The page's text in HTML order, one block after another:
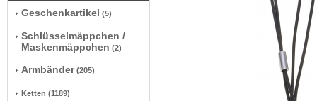
Geschenkartikel (5)
Schlüsselmäppchen /
Maskenmäppchen (2)
Armbänder (205)
Ketten (1189)